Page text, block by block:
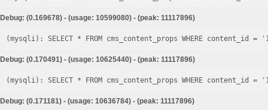
Debug: (0.169678) - (usage: 10599080) - (peak: 11117896)
Debug: (0.170491) - (usage: 10625440) - (peak: 11117896)
Debug: (0.171181) - (usage: 10636784) - (peak: 11117896)